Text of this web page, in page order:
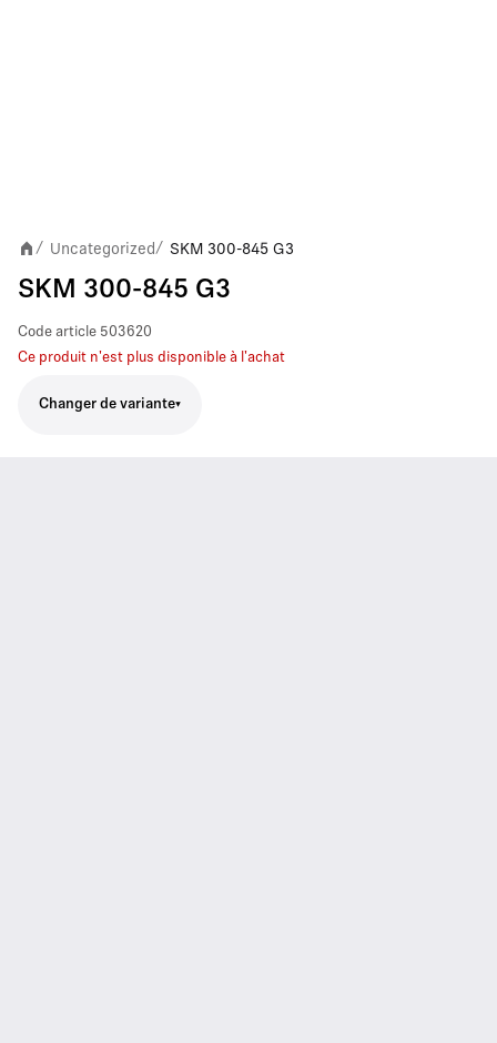
/ Uncategorized/ SKM 300-845 G3
SKM 300-845 G3
Code article 503620
Ce produit n'est plus disponible à l'achat
Changer de variante